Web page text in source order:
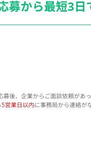
募から最短3日
募後、企業からご面談依頼があ
5営業日以内に事務局から連絡が